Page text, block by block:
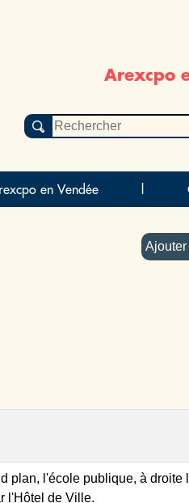
Arexcpo
en Vendée
plan, l'école publique, à droite
l'Hôtel de Ville.